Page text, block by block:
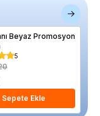
Beyaz Promosyon
5
Sepete Ekle